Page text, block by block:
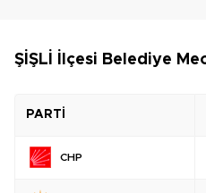
ŞİŞLİ İlçesi Belediye
PARTİ
CHP